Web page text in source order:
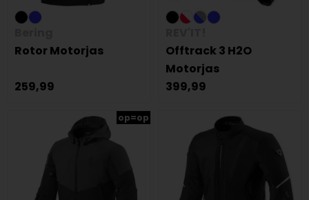
Rotor Motorjas
259,99
Offtrack 3 H2O
Motorjas
399,99
op=op